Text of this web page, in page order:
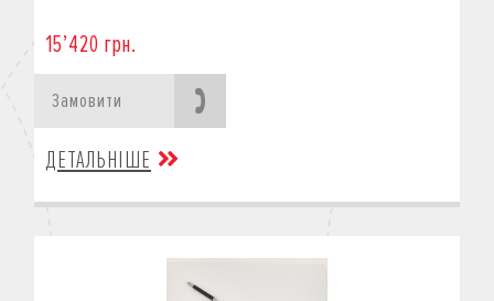
15’420 грн.
Замовити
ДЕТАЛЬНІШЕ